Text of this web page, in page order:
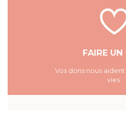
FAIRE UN
Vos dons nous
vies.